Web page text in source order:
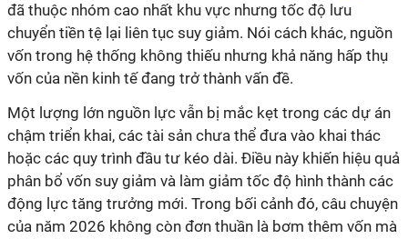
đã thuộc nhóm cao nhất khu vực nhưng tốc độ lưu
chuyển tiền tệ lại liên tục suy giảm. Nói cách khác, nguồn
vốn trong hệ thống không thiếu nhưng khả năng hấp thụ
vốn của nền kinh tế đang trở thành vấn đề.
Một lượng lớn nguồn lực vẫn bị mắc kẹt trong các dự án
chậm triển khai, các tài sản chưa thể đưa vào khai thác
hoặc các quy trình đầu tư kéo dài. Điều này khiến hiệu quả
phân bổ vốn suy giảm và làm giảm tốc độ hình thành các
động lực tăng trưởng mới. Trong bối cảnh đó, câu chuyện
của năm 2026 không còn đơn thuần là bơm thêm vốn mà